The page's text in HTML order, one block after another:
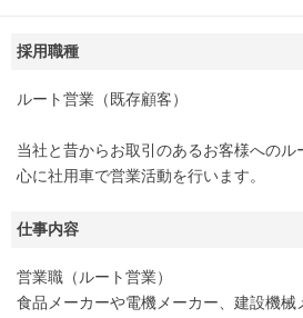
採用職種
ルート営業（既存顧客）
当社と昔からお取引のあるお客様へのル
心に社用車で営業活動を行います。
仕事内容
営業職（ルート営業）
食品メーカーや電機メーカー、建設機械